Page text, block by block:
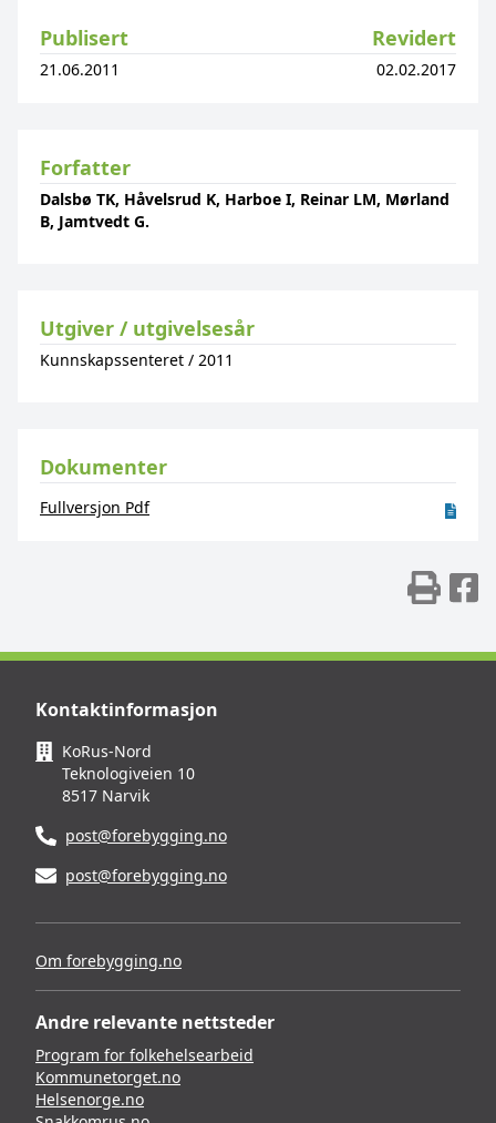
Publisert Revidert
21.06.2011 02.02.2017
Forfatter
Dalsbø TK, Håvelsrud K, Harboe I, Reinar LM, Mørland
B, Jamtvedt G.
Utgiver / utgivelsesår
Kunnskapssenteret / 2011
Dokumenter
Fullversjon Pdf
Kontaktinformasjon
KoRus-Nord
Teknologiveien 10
8517 Narvik
post@forebygging.no
post@forebygging.no
Om forebygging.no
Andre relevante nettsteder
Program for folkehelsearbeid
Kommunetorget.no
Helsenorge.no